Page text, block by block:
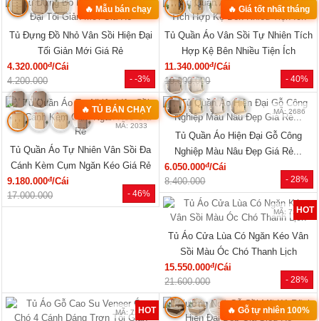
- 43%
MÃ: 8411
Bộ Sofa Góc Gỗ Sồi Mỹ Có Ghế
Đơn Thiết Kế Bo Tròn
24.610.000
43.150.000
- 23%
MÃ: 3431
Bộ Bàn Ghế Đối Lớn Gỗ Gõ Đỏ
Tựa Lưng Nan Hiện Đại Đẹp
33.440.000
43.360.000
SẢN PHẨM MỚI
Mẫu Sofa Phòng Khách Gỗ Sồi Mỹ
MÃ: 1853
Bộ Sofa Góc L Gỗ Óc Chó 100%
›